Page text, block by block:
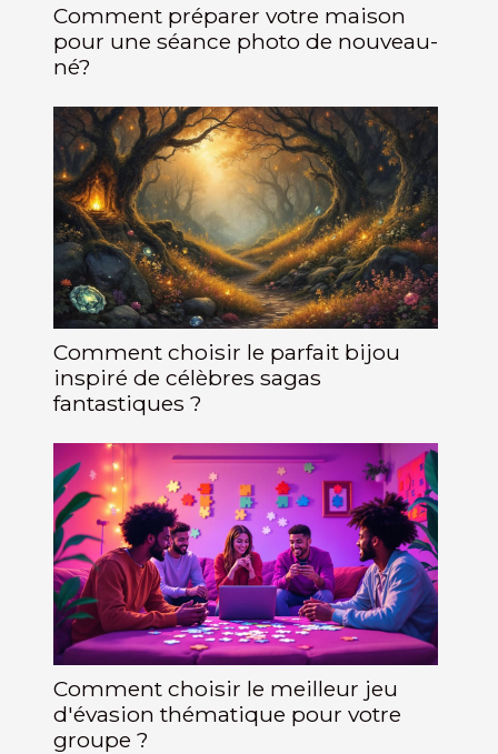
Comment préparer votre maison
pour une séance photo de nouveau-
né?
Comment choisir le parfait bijou
inspiré de célèbres sagas
fantastiques ?
Comment choisir le meilleur jeu
d'évasion thématique pour votre
groupe ?